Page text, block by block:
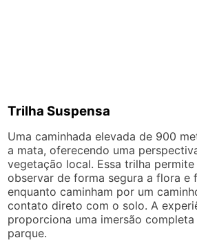
Trilha Suspensa
Uma caminhada elevada de 900
a mata, oferecendo uma
vegetação local. Essa trilha
observar de forma segura a flora e
enquanto caminham por um
contato direto com o solo. A
proporciona uma imersão
parque.